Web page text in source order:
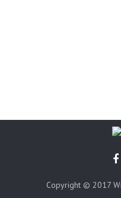
Copyright © 2017